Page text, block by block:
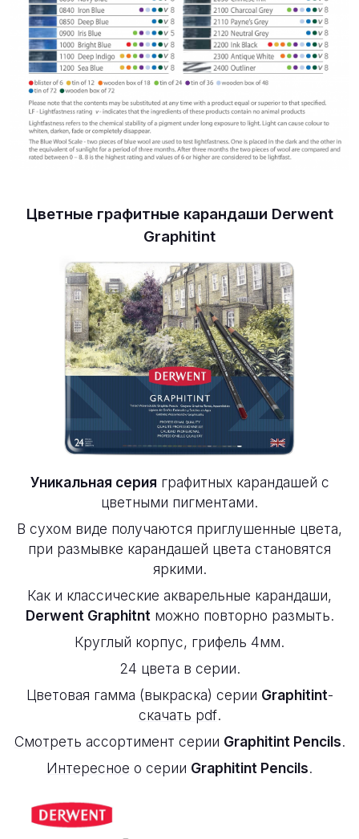
Цветные графитные карандаши Derwent
Graphitint
Уникальная серия графитных карандашей с
цветными пигментами.
В сухом виде получаются приглушенные цвета,
при размывке карандашей цвета становятся
яркими.
Как и классические акварельные карандаши,
Derwent Graphitnt можно повторно размыть.
Круглый корпус, грифель 4мм.
24 цвета в серии.
Цветовая гамма (выкраска) серии Graphitint-
скачать pdf.
Смотреть ассортимент серии Graphitint Pencils.
Интересное о серии Graphitint Pencils.